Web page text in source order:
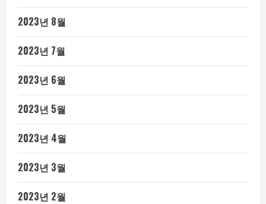
2023년 8월
2023년 7월
2023년 6월
2023년 5월
2023년 4월
2023년 3월
2023년 2월